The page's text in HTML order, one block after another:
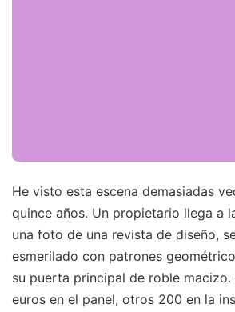
He visto esta escena demasiadas
quince años. Un propietario llega a
una foto de una revista de diseño,
esmerilado con patrones
su puerta principal de roble macizo.
euros en el panel, otros 200 en la